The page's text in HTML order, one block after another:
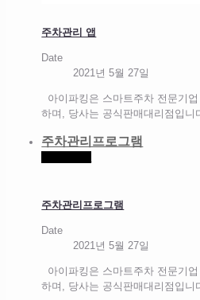
주차관리 앱
Date
2021년 5월 27일
아이파킹은 스마트주차 전문기
하며, 당사는 공식판매대리점입니
주차관리프로그램
주차관리프로그램
Date
2021년 5월 27일
아이파킹은 스마트주차 전문기
하며, 당사는 공식판매대리점입니